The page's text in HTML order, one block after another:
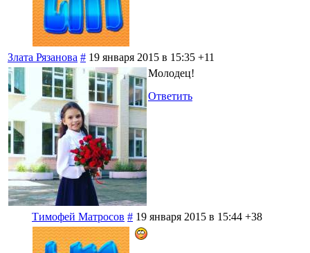
Злата Рязанова # 19 января 2015 в 15:35 +11
Молодец!
Ответить
Тимофей Матросов # 19 января 2015 в 15:44 +38